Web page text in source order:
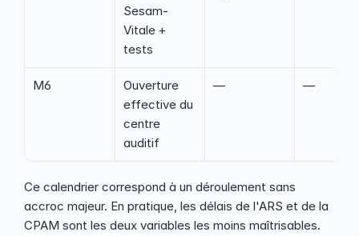
Sesam-
Vitale +
tests
M6
Ouverture
effective du
centre
auditif
— —
Ce calendrier correspond à un déroulement sans
accroc majeur. En pratique, les délais de l'ARS et de la
CPAM sont les deux variables les moins maîtrisables.